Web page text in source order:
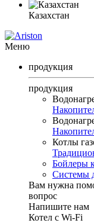
Казахстан
Меню
продукция
продукция
Котлы
Бойлеры
Системы
Вам нужна
вопрос
Напишите нам
Котел с Wi-Fi